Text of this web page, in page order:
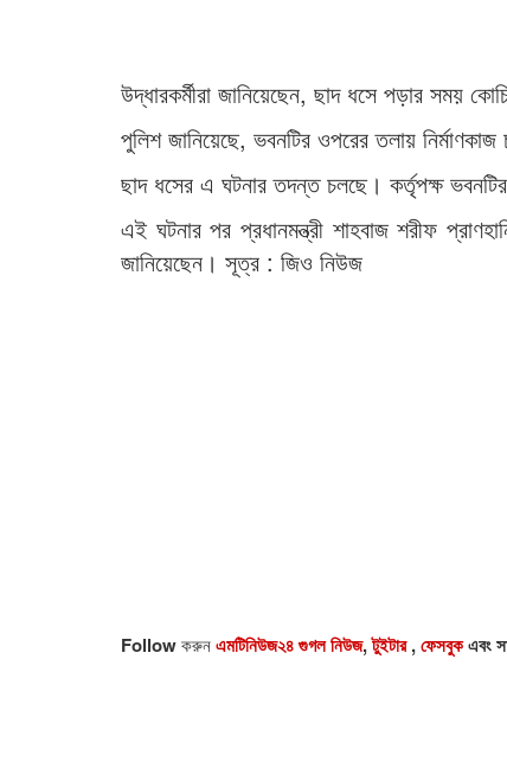
উদ্ধারকর্মীরা জানিয়েছেন, ছাদ ধসে পড়ার সময়
পুলিশ জানিয়েছে, ভবনটির ওপরের তলায়
ছাদ ধসের এ ঘটনার তদন্ত চলছে। কর্তৃপক্ষ
এই ঘটনার পর প্রধানমন্ত্রী শাহবাজ শরীফ
জানিয়েছেন। সূত্র : জিও নিউজ
Followকরুনএমটিনিউজ২৪ গুগল নিউজ,টুইটার,ফেসবুকএবং